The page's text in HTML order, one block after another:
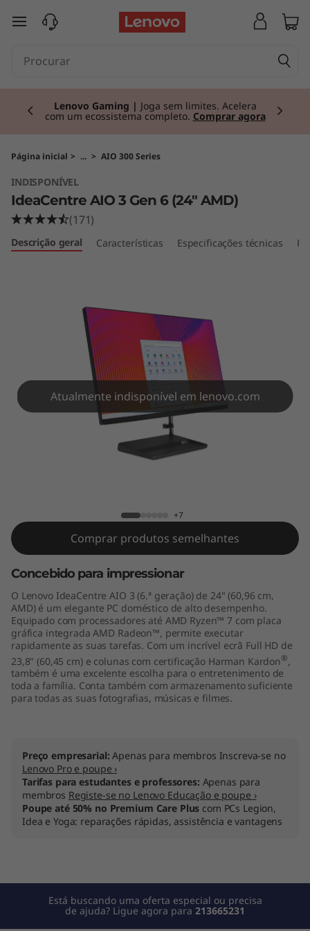
e
n
2
4
A
M
saltar para o conteúdo principal
Lenovo Gaming | Joga sem limites. Acelera
com um ecossistema completo. Comprar agora
Página inicial > ... > AIO 300 Series
INDISPONÍVEL
IdeaCentre AIO 3 Gen 6 (24" AMD)
(171)
Descrição geral Características Especificações técnicas
Atualmente indisponível em lenovo.com
+7
Comprar produtos semelhantes
Concebido para impressionar
O Lenovo IdeaCentre AIO 3 (6.ª geração) de 24" (60,96 cm,
AMD) é um elegante PC doméstico de alto desempenho.
Equipado com processadores até AMD Ryzen™ 7 com placa
gráfica integrada AMD Radeon™, permite executar
rapidamente as suas tarefas. Com um incrível ecrã Full HD de
23,8" (60,45 cm) e colunas com certificação Harman Kardon®,
também é uma excelente escolha para o entretenimento de
toda a família. Conta também com armazenamento suficiente
para todas as suas fotografias, músicas e filmes.
Preço empresarial:Apenas para membros Inscreva-se no
Lenovo Pro e poupe ›
Tarifas para estudantes e professores: Apenas para
membros Registe-se no Lenovo Educação e poupe ›
Poupe até 50% no Premium Care Plus com PCs Legion,
Idea e Yoga: reparações rápidas, assistência e vantagens
Está buscando uma oferta especial ou precisa
de ajuda? Ligue agora para 213665231